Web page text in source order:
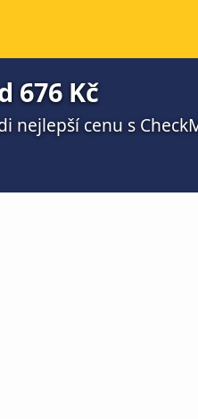
676 Kč
nejlepší cenu s